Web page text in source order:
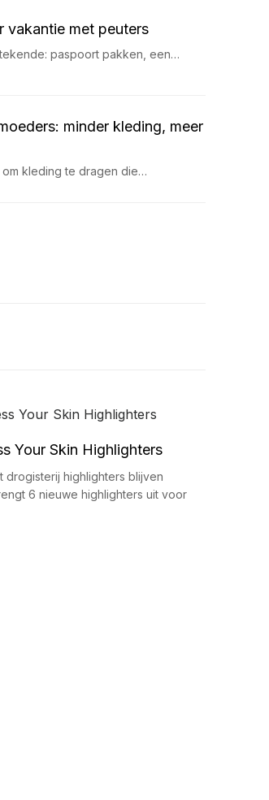
vakantie met peuters
paspoort pakken, een…
minder kleding, meer
kleding te dragen die…
Your Skin Highlighters
highlighters blijven
6 nieuwe highlighters uit voor